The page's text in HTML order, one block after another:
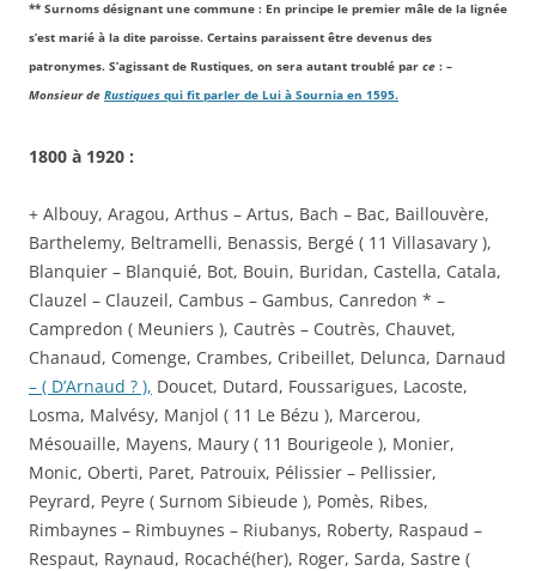
** Surnoms désignant une commune : En principe le premier mâle de la lignée
s’est marié à la dite paroisse. Certains paraissent être devenus des
patronymes. S’agissant de Rustiques, on sera autant troublé par ce : –
Monsieur de Rustiques qui fit parler de Lui à Sournia en 1595.
1800 à 1920 :
+ Albouy, Aragou, Arthus – Artus, Bach – Bac, Baillouvère,
Barthelemy, Beltramelli, Benassis, Bergé ( 11 Villasavary ),
Blanquier – Blanquié, Bot, Bouin, Buridan, Castella, Catala,
Clauzel – Clauzeil, Cambus – Gambus, Canredon * –
Campredon ( Meuniers ), Cautrès – Coutrès, Chauvet,
Chanaud, Comenge, Crambes, Cribeillet, Delunca, Darnaud
– ( D’Arnaud ? ), Doucet, Dutard, Foussarigues, Lacoste,
Losma, Malvésy, Manjol ( 11 Le Bézu ), Marcerou,
Mésouaille, Mayens, Maury ( 11 Bourigeole ), Monier,
Monic, Oberti, Paret, Patrouix, Pélissier – Pellissier,
Peyrard, Peyre ( Surnom Sibieude ), Pomès, Ribes,
Rimbaynes – Rimbuynes – Riubanys, Roberty, Raspaud –
Respaut, Raynaud, Rocaché(her), Roger, Sarda, Sastre (